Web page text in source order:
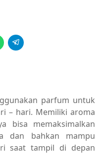
parfum untuk
– hari. Memiliki aroma
bisa memaksimalkan
dan bahkan mampu
saat tampil di depan